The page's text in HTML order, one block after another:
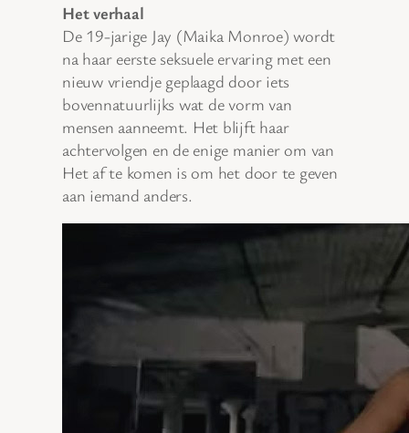
Het verhaal
De 19-jarige Jay (Maika Monroe) wordt
na haar eerste seksuele ervaring met een
nieuw vriendje geplaagd door iets
bovennatuurlijks wat de vorm van
mensen aanneemt. Het blijft haar
achtervolgen en de enige manier om van
Het af te komen is om het door te geven
aan iemand anders.